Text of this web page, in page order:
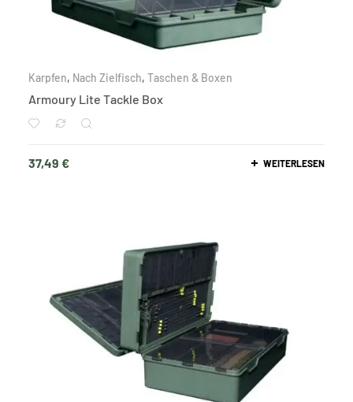
Karpfen, Nach Zielfisch, Taschen & Boxen
Armoury Lite Tackle Box
37,49 € WEITERLESEN